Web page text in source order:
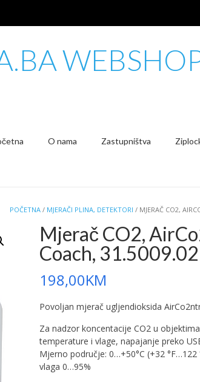
O nama Zastupništva
POČETNA / MJERAČI PLINA, DETEKTORI / MJERAČ CO2,
Mjerač CO2,
Coach, 31.5009.02
198,00KM
Povoljan mjerač ugljendioksida
Za nadzor koncentacije CO2 u
temperature i vlage, napajanje preko
Mjerno područje: 0…+50°C (+32 °F…122
vlaga 0…95%